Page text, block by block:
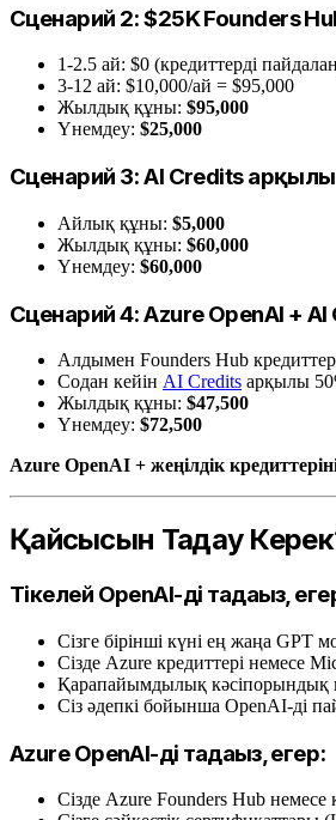
Сценарий 2: $25K Founders
1-2.5 ай: $0 (кредиттерді
3-12 ай: $10,000/ай = $95,000
Жылдық құны: $95,000
Үнемдеу: $25,000
Сценарий 3: AI Credits арқылы
Айлық құны: $5,000
Жылдық құны: $60,000
Үнемдеу: $60,000
Сценарий 4: Azure OpenAI + AI
Алдымен Founders Hub
Содан кейін AI Credits арқылы
Жылдық құны: $47,500
Үнемдеу: $72,500
Azure OpenAI + жеңілдік
Қайсысын Таңдау
Тікелей OpenAI-ді таңдаңыз,
Сізге бірінші күні ең жаңа GPT
Сізде Azure кредиттері немесе
Қарапайымдылық кәсіпорындық
Сіз әдепкі бойынша OpenAI-ді
Azure OpenAI-ді таңдаңыз, егер:
Сізде Azure Founders Hub немесе